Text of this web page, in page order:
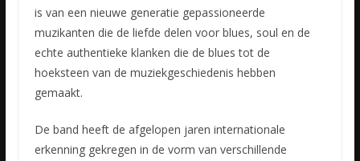
is van een nieuwe generatie gepassioneerde
muzikanten die de liefde delen voor blues, soul en de
echte authentieke klanken die de blues tot de
hoeksteen van de muziekgeschiedenis hebben
gemaakt.
De band heeft de afgelopen jaren internationale
erkenning gekregen in de vorm van verschillende